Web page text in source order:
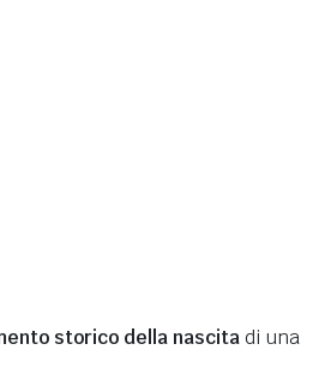
storico della nascitadi una